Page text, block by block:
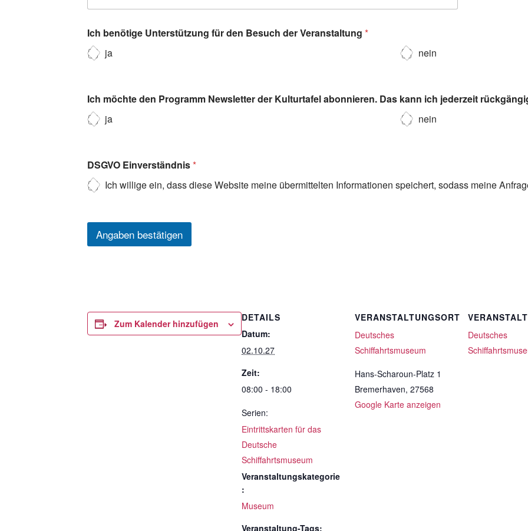
Ich benötige Unterstützung für den Besuch der Veranstaltung *
ja
nein
Ich möchte den Programm Newsletter der Kulturtafel abonnieren. Das kann ich jederzeit
ja
nein
DSGVO Einverständnis*
Ich willige ein, dass diese Website meine übermittelten Informationen speichert, sodass meine
Angaben bestätigen
Zum Kalender hinzufügen
DETAILS
Datum:
02.10.27
Zeit:
08:00 - 18:00
Serien:
Eintrittskarten für das
Deutsche
Schiffahrtsmuseum
Veranstaltungskategorie
:
Museum
Veranstaltung-Tags:
VERANSTALTUNGSORT
Deutsches
Schiffahrtsmuseum
Hans-Scharoun-Platz 1
Bremerhaven, 27568
Google Karte anzeigen
Deutsches